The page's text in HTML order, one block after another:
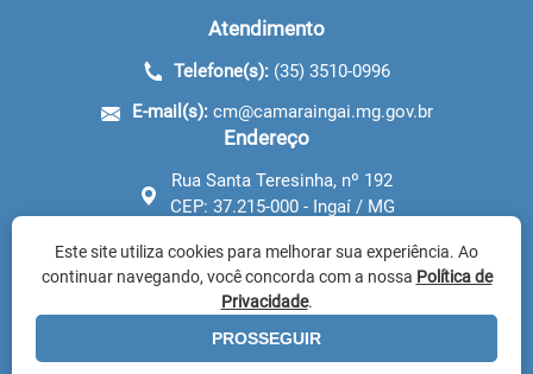
Atendimento
Telefone(s): (35) 3510-0996
E-mail(s): cm@camaraingai.mg.gov.br
Endereço
Rua Santa Teresinha, nº 192
CEP: 37.215-000 - Ingaí / MG
Horário de funcionamento:08:00 às 17:00 h
Usuários online:
Versão do sistema: 2026.01.30
Este site utiliza cookies para melhorar sua experiência. Ao
continuar navegando, você concorda com a nossa Política de
Privacidade.
PROSSEGUIR